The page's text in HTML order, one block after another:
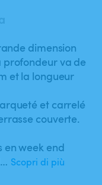
dimension
profondeur va de
et la longueur
et carrelé
couverte.
en week end
Scopri di più